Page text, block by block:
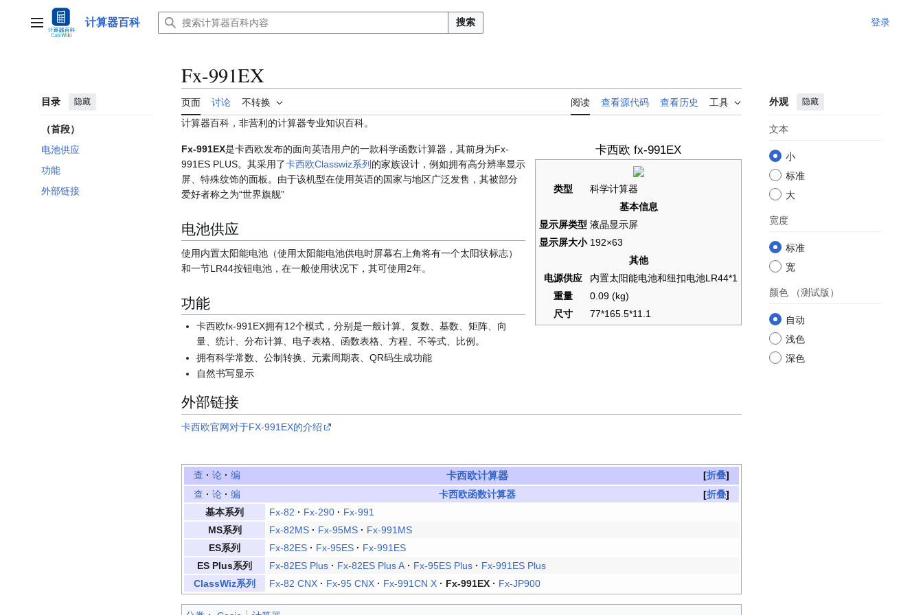
主菜单 计算器百科 搜索 登录
目录 隐藏
（首段）
电池供应
功能
外部链接
Fx-991EX
页面 讨论 不转换 阅读 查看源代码 查看历史 工具 外观 隐藏
文本
小
标准
大
宽度
标准
宽
颜色 （测试版）
自动
浅色
深色
计算器百科，非营利的计算器专业知识百科。
卡西欧 fx-991EX
类型
科学计算器
基本信息
显示屏类型 液晶显示屏
显示屏大小 192×63
其他
电源供应
内置太阳能电池和纽扣电池LR44*1
重量
0.09 (kg)
尺寸
77*165.5*11.1
Fx-991EX是卡西欧发布的面向英语用户的一款科学函数计算器，其前身为Fx-
991ES PLUS。其采用了卡西欧Classwiz系列 的家族设计，例如拥有高分辨率显示
屏、特殊纹饰的面板。由于该机型在使用英语的国家与地区广泛发售，其被部分
爱好者称之为“世界旗舰”
电池供应
使用内置太阳能电池（使用太阳能电池供电时屏幕右上角将有一个太阳状标志）
和一节LR44按钮电池，在一般使用状况下，其可使用2年。
功能
卡西欧fx-991EX拥有12个模式，分别是一般计算、复数、基数、矩阵、向
量、统计、分布计算、电子表格、函数表格、方程、不等式、比例。
拥有科学常数、公制转换、元素周期表、QR码生成功能
自然书写显示
外部链接
卡西欧官网对于FX-991EX的介绍
折叠
查 · 论 · 编 卡西欧计算器
折叠
查 · 论 · 编 卡西欧函数计算器
基本系列
Fx-82 · Fx-290· Fx-991
MS系列
Fx-82MS· Fx-95MS· Fx-991MS
ES系列
Fx-82ES· Fx-95ES· Fx-991ES
ES Plus系列
Fx-82ES Plus· Fx-82ES Plus A· Fx-95ES Plus· Fx-991ES Plus
ClassWiz系列
Fx-82 CNX· Fx-95 CNX· Fx-991CN X· Fx-991EX· Fx-JP900